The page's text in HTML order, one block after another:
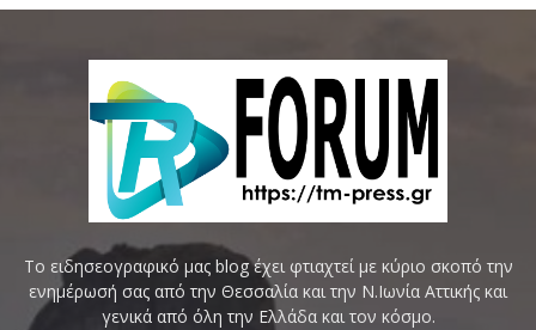
Το ειδησεογραφικό μας blog έχει φτιαχτεί με κύριο σκοπό την
ενημέρωσή σας από την Θεσσαλία και την Ν.Ιωνία Αττικής και
γενικά από όλη την Ελλάδα και τον κόσμο.